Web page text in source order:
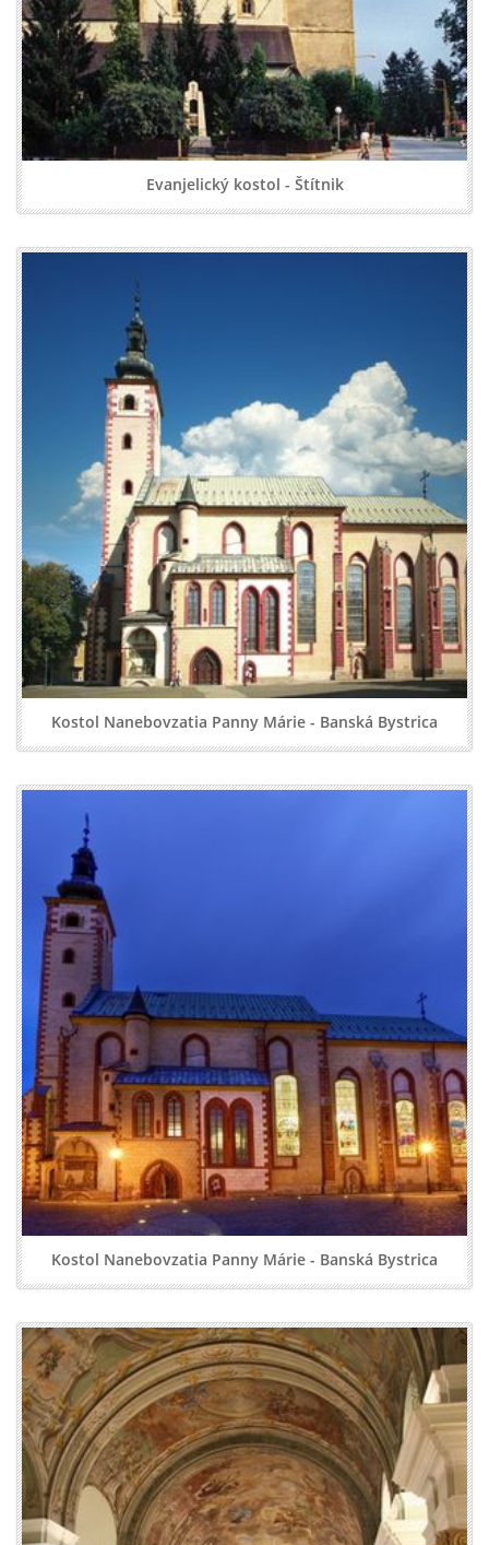
Evanjelický kostol - Štítnik
Kostol Nanebovzatia Panny Márie - Banská Bystrica
Kostol Nanebovzatia Panny Márie - Banská Bystrica